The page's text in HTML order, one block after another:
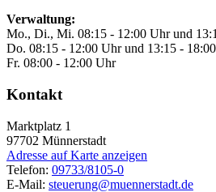
Verwaltung:
Mo., Di., Mi. 08:15 - 12:00 Uhr und
Do. 08:15 - 12:00 Uhr und 13:15 -
Fr. 08:00 - 12:00 Uhr
Kontakt
Marktplatz 1
97702 Münnerstadt
Adresse auf Karte anzeigen
Telefon: 09733/8105-0
E-Mail: steuerung@muennerstadt.de